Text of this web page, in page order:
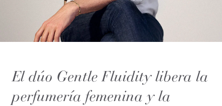
El dúo Gentle Fluidity libera la
perfumería femenina y la